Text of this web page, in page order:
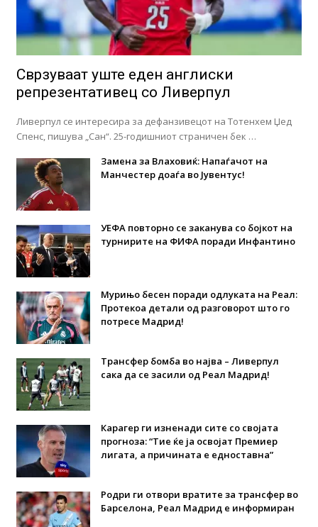
Сврзуваат уште еден англиски
репрезентативец со Ливерпул
Ливерпул се интересира за дефанзивецот на Тотенхем Џед
Спенс, пишува „Сан“. 25-годишниот страничен бек …
Замена за Влаховиќ: Напаѓачот на
Манчестер доаѓа во Јувентус!
УЕФА повторно се заканува со бојкот на
турнирите на ФИФА поради Инфантино
Мурињо бесен поради одлуката на Реал:
Протекоа детали од разговорот што го
потресе Мадрид!
Трансфер бомба во најва – Ливерпул
сака да се засили од Реал Мадрид!
Карагер ги изненади сите со својата
прогноза: “Тие ќе ја освојат Премиер
лигата, а причината е едноставна”
Родри ги отвори вратите за трансфер во
Барселона, Реал Мадрид е информиран